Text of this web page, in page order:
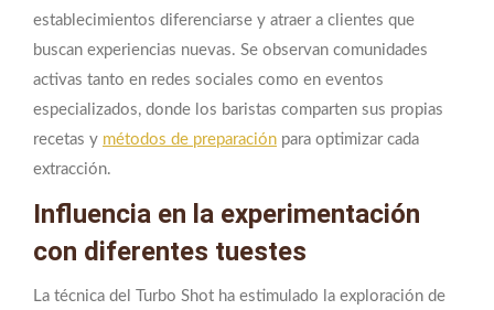
establecimientos diferenciarse y atraer a clientes que
buscan experiencias nuevas. Se observan comunidades
activas tanto en redes sociales como en eventos
especializados, donde los baristas comparten sus propias
recetas y métodos de preparación para optimizar cada
extracción.
Influencia en la experimentación
con diferentes tuestes
La técnica del Turbo Shot ha estimulado la exploración de